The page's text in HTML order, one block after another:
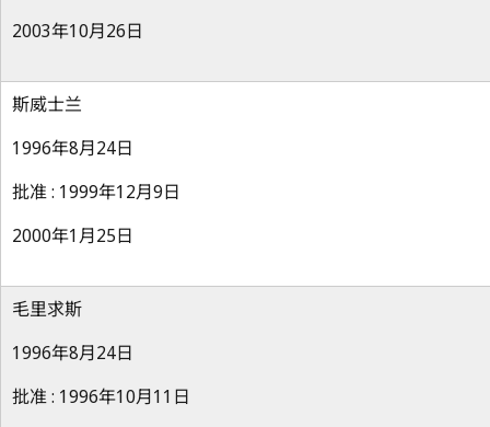
2003年10月26日
斯威士兰
1996年8月24日
批准 : 1999年12月9日
2000年1月25日
毛里求斯
1996年8月24日
批准 : 1996年10月11日